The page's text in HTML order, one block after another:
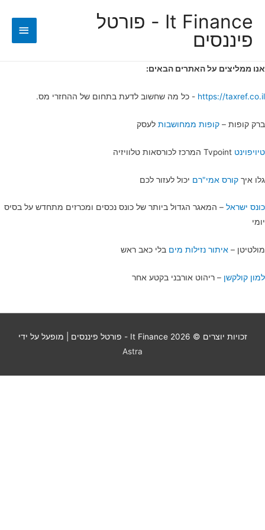
It Finance - פורטל
פיננסים
​אנו ממליצים על האתרים הבאים:
https://taxref.co.il -​ כל מה שחשוב לדעת בתחום של ההחזרי מס.
ברק קופות – קופות ממחושבות לעסק
טיויפוינט
גלו איך קורס אמי"רם יכול לעזור לכם
כונס ישראל – המאגר הגדול ביותר של כונס נכסים ומכרזים מתחדש על בסיס
יומי
מולטיטן – איתור נזילות מים בלי כאב ראש
למון קולקשן – ריהוט אורבני בקטע אחר
זכויות יוצרים © 2026 It Finance - פורטל פיננסים
| מופעל על ידי
Astra